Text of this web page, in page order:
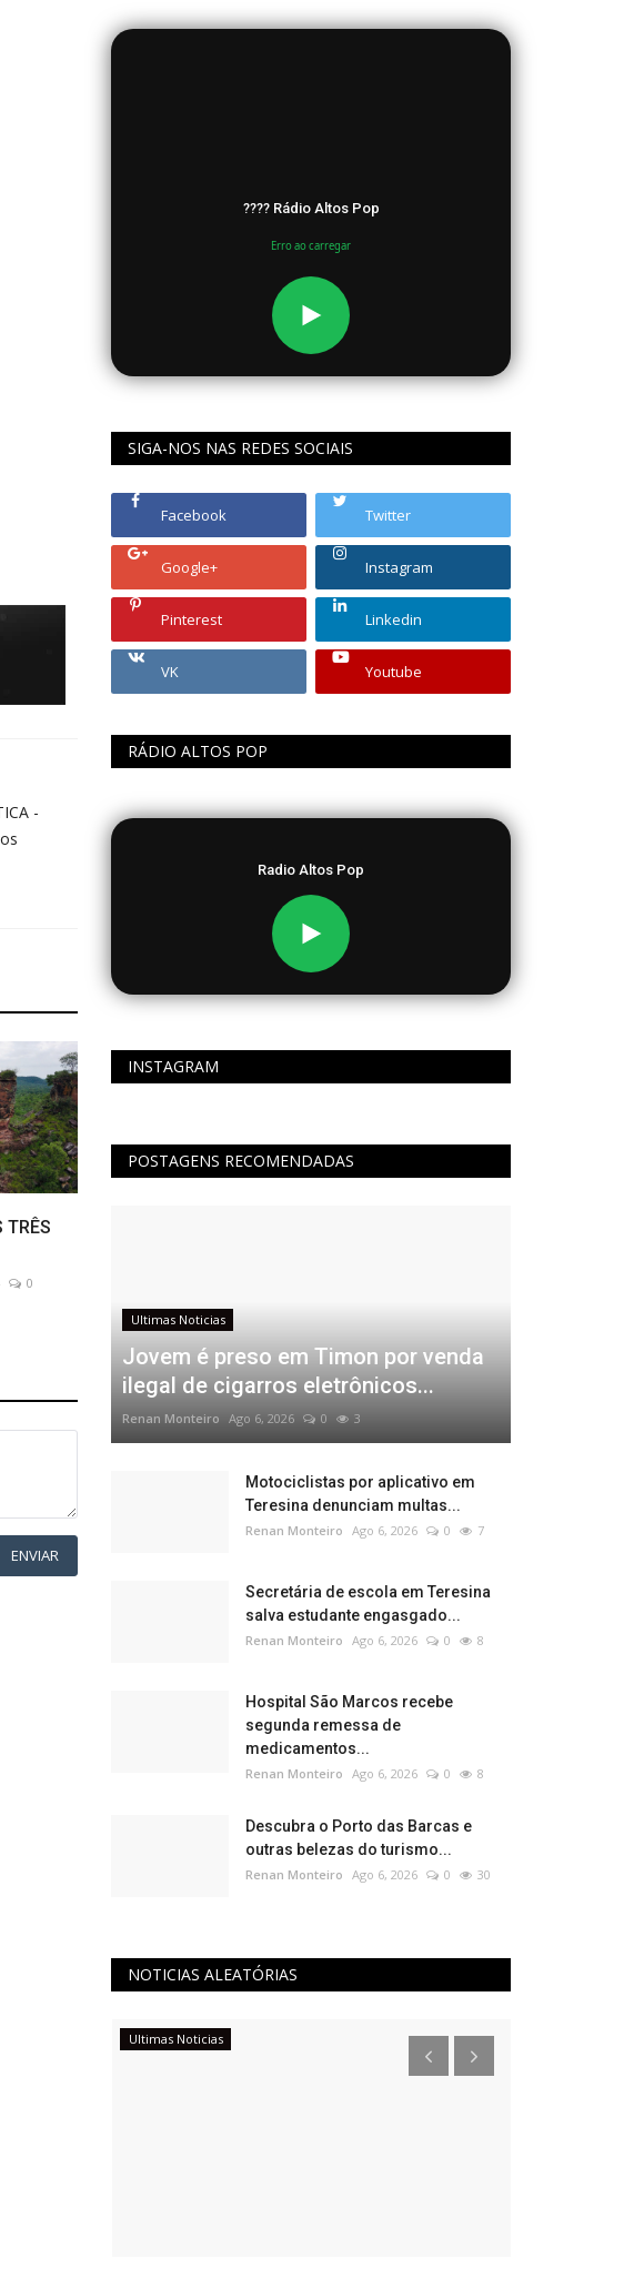
-
TRÊS
0
ENVIAR
???? Rádio Altos Pop
Erro ao carregar
SIGA-NOS NAS REDES SOCIAIS
Facebook Twitter
Google+ Instagram
Pinterest Linkedin
VK Youtube
RÁDIO ALTOS POP
Radio Altos Pop
INSTAGRAM
POSTAGENS RECOMENDADAS
Ultimas Noticias
Jovem é preso em Timon por venda
ilegal de cigarros eletrônicos...
Renan Monteiro Ago 6, 2026 0 3
Motociclistas por aplicativo em
Teresina denunciam multas...
Renan Monteiro Ago 6, 2026 0 7
Secretária de escola em Teresina
salva estudante engasgado...
Renan Monteiro Ago 6, 2026 0 8
Hospital São Marcos recebe
segunda remessa de
medicamentos...
Renan Monteiro Ago 6, 2026 0 8
Descubra o Porto das Barcas e
outras belezas do turismo...
Renan Monteiro Ago 6, 2026 0 30
NOTICIAS ALEATÓRIAS
Ultimas Noticias